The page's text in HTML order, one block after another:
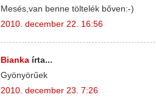
Mesés,van benne töltelék bőven:-)
2010. december 22. 16:56
Bianka írta...
Gyönyörűek
2010. december 23. 7:26